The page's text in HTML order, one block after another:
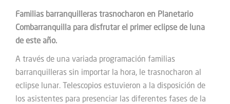
Familias barranquilleras trasnocharon en Planetario
Combarranquilla para disfrutar el primer eclipse de luna
de este año.
A través de una variada programación familias
barranquilleras sin importar la hora, le trasnocharon al
eclipse lunar. Telescopios estuvieron a la disposición de
los asistentes para presenciar las diferentes fases de la